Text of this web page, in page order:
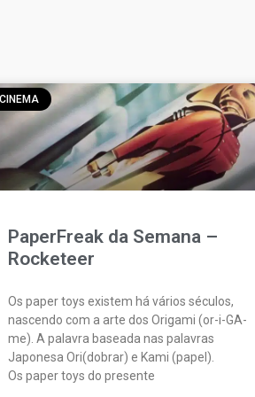
PaperFreak da Semana –
Rocketeer
Os paper toys existem há vários séculos,
nascendo com a arte dos Origami (or-i-GA-
me). A palavra baseada nas palavras
Japonesa Ori(dobrar) e Kami (papel).
Os paper toys do presente